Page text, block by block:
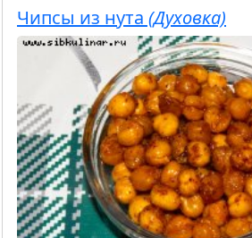
Чипсы из нута (Духовка)